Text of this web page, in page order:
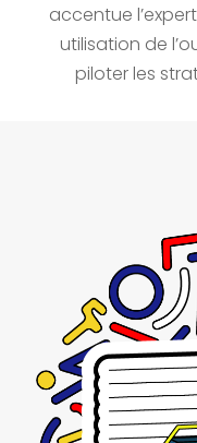
accentue
utilisation de
piloter les